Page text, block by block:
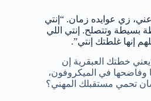
زي عوايده زمان. “إنتي
بسيطة وتتصلح. إنتي اللي
إنها غلطتك إنتي”.
خطتك العبقرية إن
وفاضحها في الميكروفون،
تحمي مستقبلك المهني؟